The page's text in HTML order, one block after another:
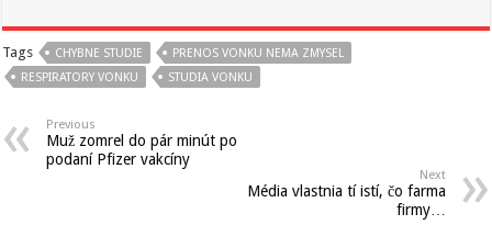
Tags CHYBNE STUDIE
PRENOS VONKU NEMA ZMYSEL
RESPIRATORY VONKU
STUDIA VONKU
Previous
Muž zomrel do pár minút po
podaní Pfizer vakcíny
Next
Média vlastnia tí istí, čo farma
firmy…